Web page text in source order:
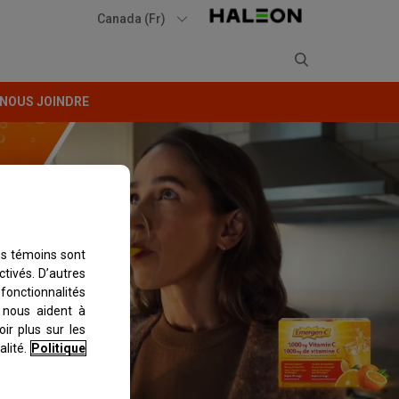
Canada (Fr)
NOUS JOINDRE
témoins sont
D’autres
aident à
plus sur les
Politique